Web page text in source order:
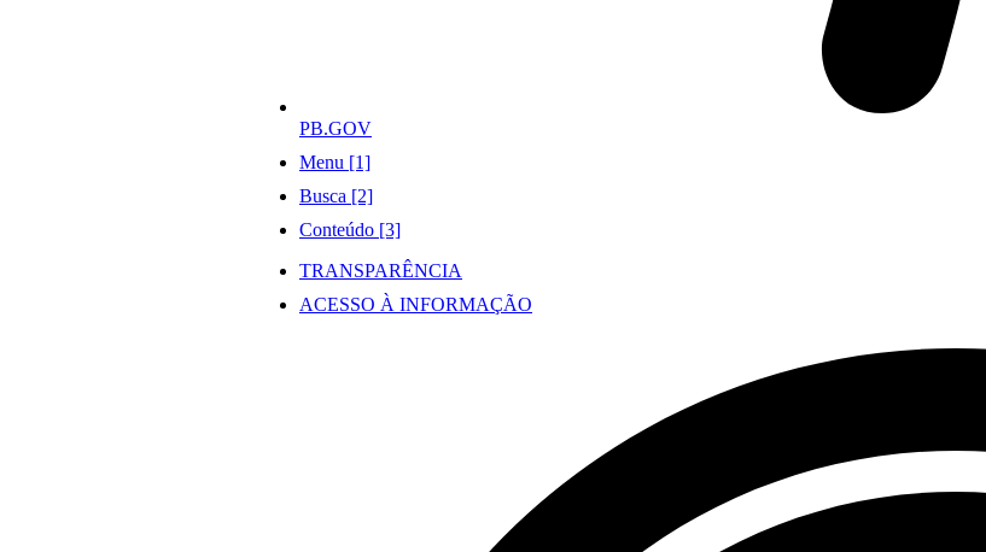
PB.GOV
Menu [1]
Busca [2]
Conteúdo [3]
TRANSPARÊNCIA
ACESSO À INFORMAÇÃO